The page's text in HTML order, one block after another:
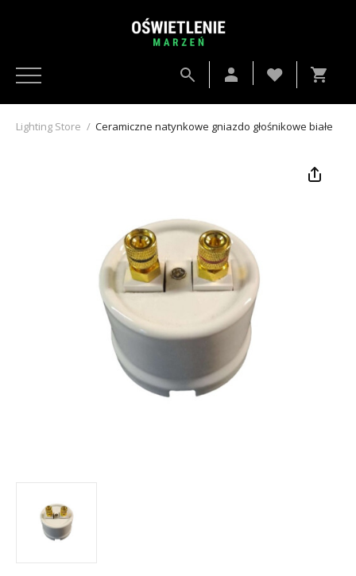
Lighting Store / Ceramiczne natynkowe gniazdo głośnikowe białe